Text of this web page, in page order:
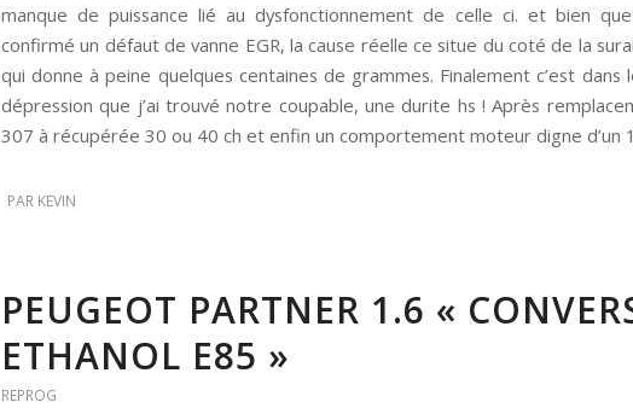
manque de puissance lié au dysfonctionnement de celle ci. et bien
confirmé un défaut de vanne EGR, la cause réelle ce situe du coté de la
qui donne à peine quelques centaines de grammes. Finalement c’est dans
dépression que j’ai trouvé notre coupable, une durite hs ! Après
307 à récupérée 30 ou 40 ch et enfin un comportement moteur digne d’un
PAR KEVIN
PEUGEOT PARTNER 1.6 «
ETHANOL E85 »
REPROG